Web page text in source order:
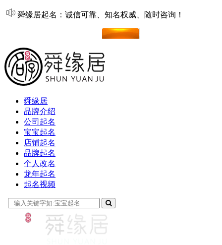
舜缘居起名：诚信可靠、知名权威、随时咨询！
舜缘居
品牌介绍
公司起名
宝宝起名
店铺起名
品牌起名
个人改名
龙年起名
起名视频